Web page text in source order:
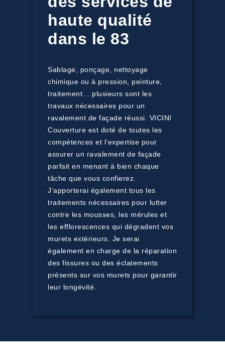
haute qualité
dans le 83
Sablage, ponçage, nettoyage
chimique ou à pression, peinture,
traitement… plusieurs sont les
travaux nécessaires pour un
ravalement de façade réussi. VICINI
Couverture est doté de toutes les
compétences et l’expertise pour
assurer un ravalement de façade
parfait en menant à bien chaque
tâche que vous confierez.
J’apporterai également tous les
traitements nécessaires pour lutter
contre les mousses, les mérules et
les efflorescences qui dégradent vos
murets extérieurs. Je serai
également en charge de la réparation
des fissures ou des éclatements
présents sur vos murets pour garantir
leur longévité.